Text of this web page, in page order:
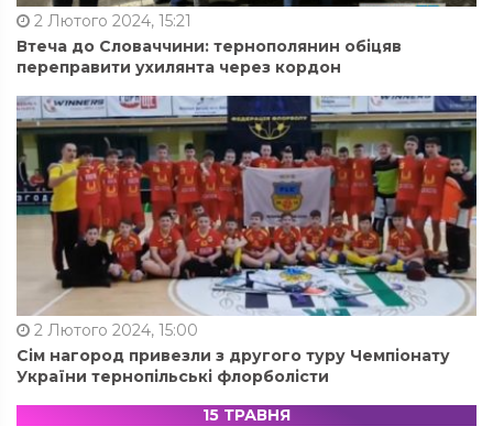
2 Лютого 2024, 15:21
Втеча до Словаччини: тернополянин обіцяв
переправити ухилянта через кордон
2 Лютого 2024, 15:00
Сім нагород привезли з другого туру Чемпіонату
України тернопільські флорболісти
15 ТРАВНЯ